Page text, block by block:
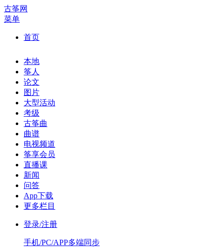
古筝网
菜单
首页
本地
筝人
论文
图片
大型活动
考级
古筝曲
曲谱
电视频道
筝享会员
直播课
新闻
问答
App下载
更多栏目
登录/注册
手机/PC/APP多端同步